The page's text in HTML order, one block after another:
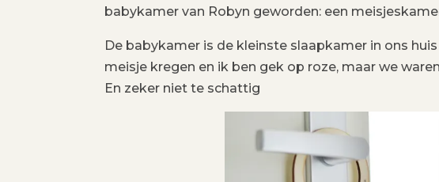
babykamer van Robyn geworden: een
De babykamer is de kleinste slaapkamer in ons
meisje kregen en ik ben gek op roze, maar we
En zeker niet te schattig